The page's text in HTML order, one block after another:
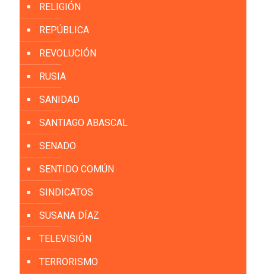
RELIGIÓN
REPÚBLICA
REVOLUCIÓN
RUSIA
SANIDAD
SANTIAGO ABASCAL
SENADO
SENTIDO COMÚN
SINDICATOS
SUSANA DÍAZ
TELEVISIÓN
TERRORISMO